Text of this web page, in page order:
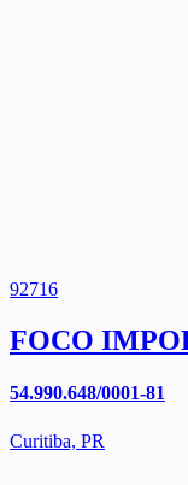
92716
FOCO
54.990.648/0001-81
Curitiba, PR